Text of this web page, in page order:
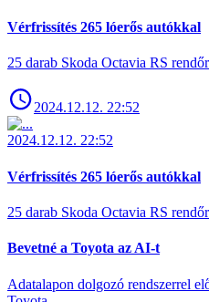
Vérfrissítés 265 lóerős autókkal
25 darab Skoda Octavia RS
2024.12.12. 22:52
2024.12.12. 22:52
Vérfrissítés 265 lóerős autókkal
25 darab Skoda Octavia RS
Bevetné a Toyota az AI-t
Adatalapon dolgozó rendszerrel